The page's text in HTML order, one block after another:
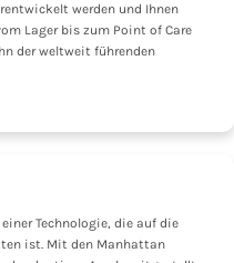
werden und Ihnen
Lager bis zum Point of Care
der weltweit führenden
Technologie, die auf die
ist. Mit den Manhattan